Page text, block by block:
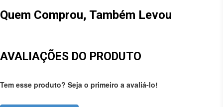
Quem Comprou, Também Levou
AVALIAÇÕES DO PRODUTO
Tem esse produto? Seja o primeiro a avaliá-lo!